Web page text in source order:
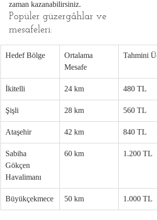
zaman kazanabilirsiniz.
Popüler güzergâhlar ve
mesafeleri:
Hedef Bölge
Ortalama
Mesafe
Tahmini
İkitelli 24 km 480 TL
Şişli 28 km 560 TL
Ataşehir 42 km 840 TL
Sabiha
Gökçen
Havalimanı
60 km 1.200 TL
Büyükçekmece 50 km 1.000 TL